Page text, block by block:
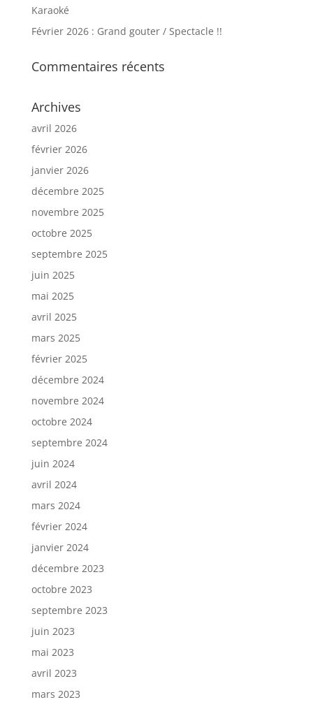
Karaoké
Février 2026 : Grand gouter / Spectacle !!
Commentaires récents
Archives
avril 2026
février 2026
janvier 2026
décembre 2025
novembre 2025
octobre 2025
septembre 2025
juin 2025
mai 2025
avril 2025
mars 2025
février 2025
décembre 2024
novembre 2024
octobre 2024
septembre 2024
juin 2024
avril 2024
mars 2024
février 2024
janvier 2024
décembre 2023
octobre 2023
septembre 2023
juin 2023
mai 2023
avril 2023
mars 2023